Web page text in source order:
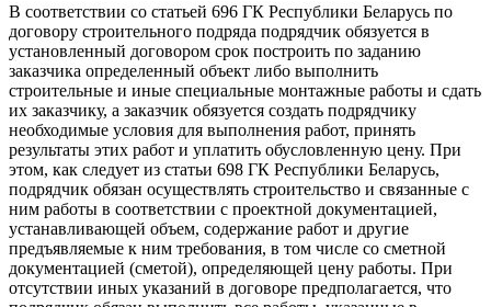
В соответствии со статьей 696 ГК Республики Беларусь по
договору строительного подряда подрядчик обязуется в
установленный договором срок построить по заданию
заказчика определенный объект либо выполнить
строительные и иные специальные монтажные работы и сдать
их заказчику, а заказчик обязуется создать подрядчику
необходимые условия для выполнения работ, принять
результаты этих работ и уплатить обусловленную цену. При
этом, как следует из статьи 698 ГК Республики Беларусь,
подрядчик обязан осуществлять строительство и связанные с
ним работы в соответствии с проектной документацией,
устанавливающей объем, содержание работ и другие
предъявляемые к ним требования, в том числе со сметной
документацией (сметой), определяющей цену работы. При
отсутствии иных указаний в договоре предполагается, что